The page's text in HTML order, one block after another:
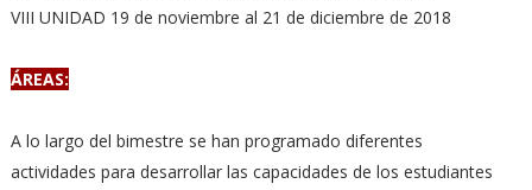
VIII UNIDAD 19 de noviembre al 21 de diciembre de 2018
ÁREAS:
A lo largo del bimestre se han programado diferentes
actividades para desarrollar las capacidades de los estudiantes